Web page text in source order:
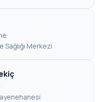
·
Sağlığı Merkezi
·